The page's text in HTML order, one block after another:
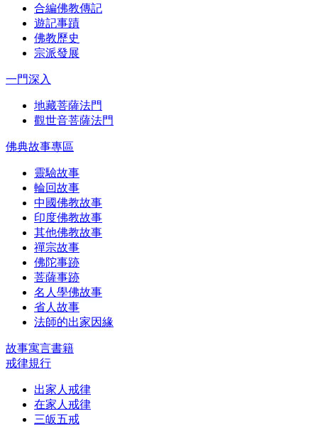
合編佛教傳記
遊記事蹟
佛教歷史
宗派發展
一門深入
地藏菩薩法門
觀世音菩薩法門
佛典故事專區
靈驗故事
輪回故事
中國佛教故事
印度佛教故事
其他佛教故事
禪宗故事
佛陀事跡
菩薩事跡
名人學佛故事
省人故事
法師的出家因緣
故事寓言書籍
戒律規行
出家人戒律
在家人戒律
三皈五戒